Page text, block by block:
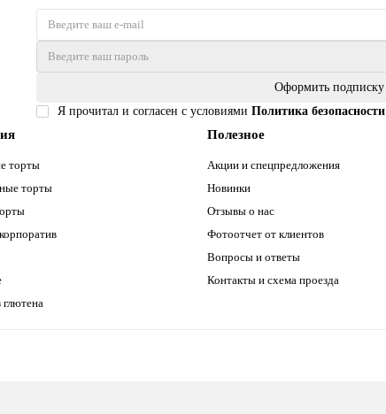
Оформить подписку
Я прочитал и согласен с условиями Политика безопасности
торты
торты
Полезное
Акции и спецпредложения
Новинки
Отзывы о нас
Фотоотчет от клиентов
Вопросы и ответы
Контакты и схема проезда